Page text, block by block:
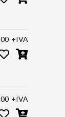
+IVA
+IVA